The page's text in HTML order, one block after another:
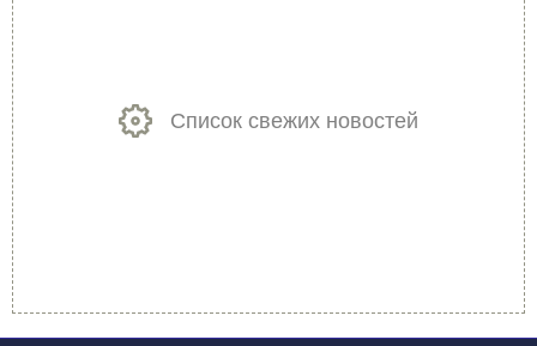
Список свежих новостей